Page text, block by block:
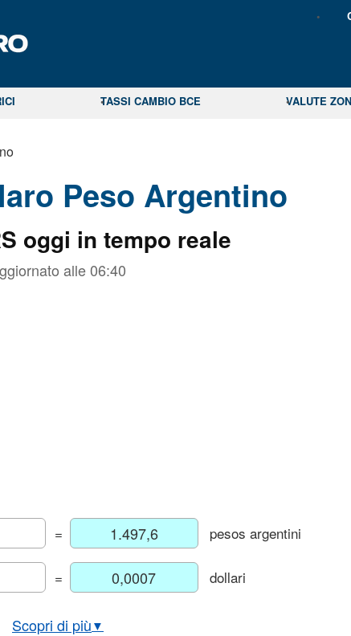
TASSI CAMBIO BCE VALUTE
Peso Argentino
oggi in tempo reale
alle06:40
= pesos argentini
= dollari
Scopri di più▼